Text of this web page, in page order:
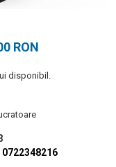
RON
disponibil.
0722348216